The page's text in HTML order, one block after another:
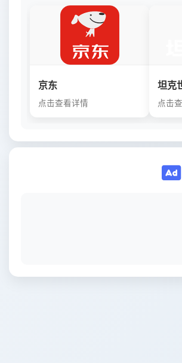
京东
点击查看详情
坦克
点击